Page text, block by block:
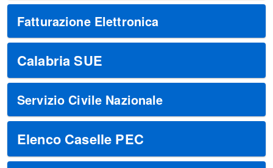
Fatturazione Elettronica
Calabria SUE
Servizio Civile Nazionale
Elenco Caselle PEC